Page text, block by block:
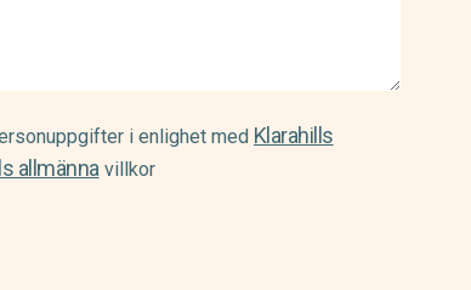
i enlighet med Klarahills
allmännavillkor